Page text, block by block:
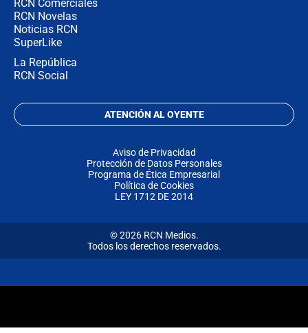
RCN Comerciales
RCN Novelas
Noticias RCN
SuperLike
La República
RCN Social
ATENCIÓN AL OYENTE
Aviso de Privacidad
Protección de Datos Personales
Programa de Ética Empresarial
Política de Cookies
LEY 1712 DE 2014
© 2026 RCN Medios.
Todos los derechos reservados.